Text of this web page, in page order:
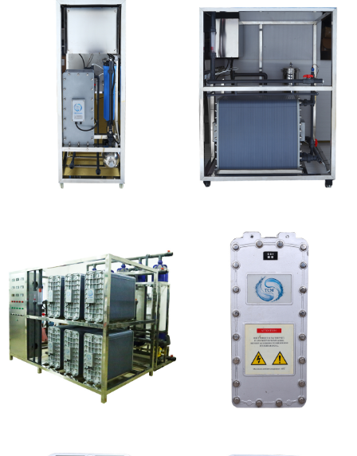
PureTec （浦睿）EDI模
块维修
MK-TC200 EDI模块
MK-TC100 EDI设备
MK-TC500 EDI设备维
修